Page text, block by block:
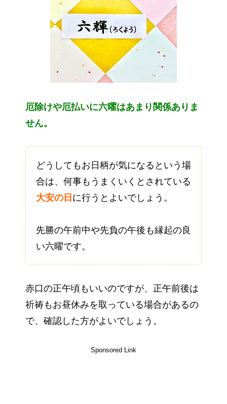
厄除けや厄払いに六曜はあまり関係ありま
せん。
どうしてもお日柄が気になるという場
合は、何事もうまくいくとされている
大安の日 に行うとよいでしょう。
先勝の午前中や先負の午後も縁起の良
い六曜です。
赤口の正午頃もいいのですが、正午前後は
祈祷もお昼休みを取っている場合があるの
で、確認した方がよいでしょう。
Sponsored Link